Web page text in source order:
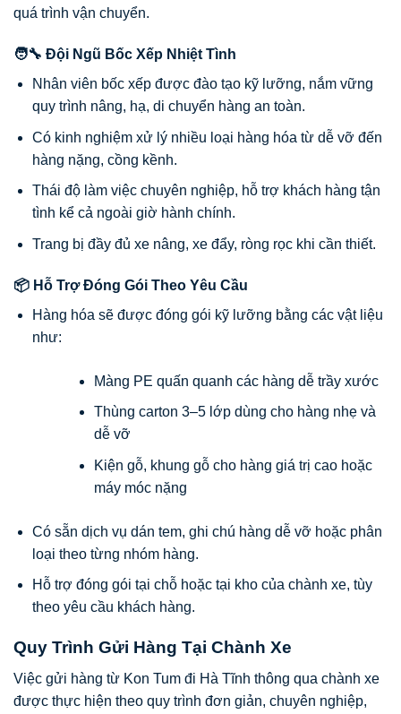
quá trình vận chuyển.
🧑‍🔧 Đội Ngũ Bốc Xếp Nhiệt Tình
Nhân viên bốc xếp được đào tạo kỹ lưỡng, nắm vững
quy trình nâng, hạ, di chuyển hàng an toàn.
Có kinh nghiệm xử lý nhiều loại hàng hóa từ dễ vỡ đến
hàng nặng, cồng kềnh.
Thái độ làm việc chuyên nghiệp, hỗ trợ khách hàng tận
tình kể cả ngoài giờ hành chính.
Trang bị đầy đủ xe nâng, xe đẩy, ròng rọc khi cần thiết.
📦 Hỗ Trợ Đóng Gói Theo Yêu Cầu
Hàng hóa sẽ được đóng gói kỹ lưỡng bằng các vật liệu
như:
Màng PE quấn quanh các hàng dễ trầy xước
Thùng carton 3–5 lớp dùng cho hàng nhẹ và
dễ vỡ
Kiện gỗ, khung gỗ cho hàng giá trị cao hoặc
máy móc nặng
Có sẵn dịch vụ dán tem, ghi chú hàng dễ vỡ hoặc phân
loại theo từng nhóm hàng.
Hỗ trợ đóng gói tại chỗ hoặc tại kho của chành xe, tùy
theo yêu cầu khách hàng.
Quy Trình Gửi Hàng Tại Chành Xe
Việc gửi hàng từ Kon Tum đi Hà Tĩnh thông qua chành xe
được thực hiện theo quy trình đơn giản, chuyên nghiệp,